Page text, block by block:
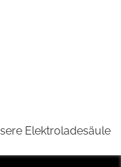
Elektroladesäule